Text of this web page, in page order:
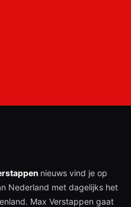
nieuws vind je op
Nederland met dagelijks het
Max Verstappen gaat